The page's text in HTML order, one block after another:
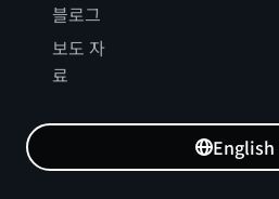
블로그
보도 자
료
English